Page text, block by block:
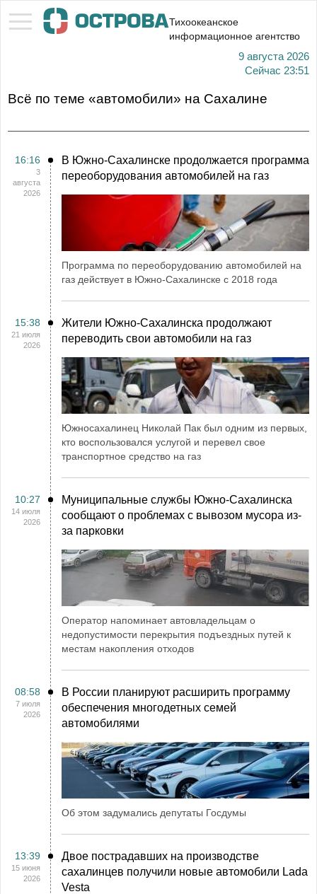
Тихоокеанское
информационное агентство
9 августа 2026
Сейчас 23:51
Всё по теме «автомобили» на Сахалине
16:16
3
августа
2026
В Южно-Сахалинске продолжается программа
переоборудования автомобилей на газ
Программа по переоборудованию автомобилей на
газ действует в Южно-Сахалинске с 2018 года
15:38
21 июля
2026
Жители Южно-Сахалинска продолжают
переводить свои автомобили на газ
Южносахалинец Николай Пак был одним из первых,
кто воспользовался услугой и перевел свое
транспортное средство на газ
10:27
14 июля
2026
Муниципальные службы Южно-Сахалинска
сообщают о проблемах с вывозом мусора из-
за парковки
Оператор напоминает автовладельцам о
недопустимости перекрытия подъездных путей к
местам накопления отходов
08:58
7 июля
2026
В России планируют расширить программу
обеспечения многодетных семей
автомобилями
Об этом задумались депутаты Госдумы
13:39
15 июня
2026
Двое пострадавших на производстве
сахалинцев получили новые автомобили Lada
Vesta